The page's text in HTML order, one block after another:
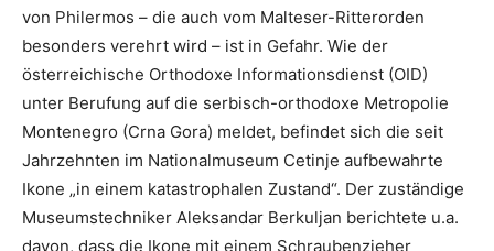
von Philermos – die auch vom Malteser-Ritterorden
besonders verehrt wird – ist in Gefahr. Wie der
österreichische Orthodoxe Informationsdienst (OID)
unter Berufung auf die serbisch-orthodoxe Metropolie
Montenegro (Crna Gora) meldet, befindet sich die seit
Jahrzehnten im Nationalmuseum Cetinje aufbewahrte
Ikone „in einem katastrophalen Zustand“. Der zuständige
Museumstechniker Aleksandar Berkuljan berichtete u.a.
davon, dass die Ikone mit einem Schraubenzieher